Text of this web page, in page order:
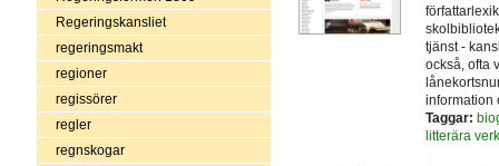
Regeringskansliet
regeringsmakt
regioner
regissörer
regler
regnskogar
tjänst -
också, ofta
information
Taggar:
litterära verk